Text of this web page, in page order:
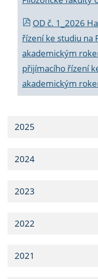
OD č. 1_2026
řízení ke studiu na
akademickým
přijímacího řízení
akademickým
2025
2024
2023
2022
2021